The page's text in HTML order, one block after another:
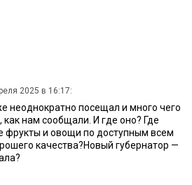
2025 в 16:17:
неоднократно посещал и много чего
как нам сообщали. И где оно? Где
фрукты и овощи по доступным всем
качества?Новый губернатор —